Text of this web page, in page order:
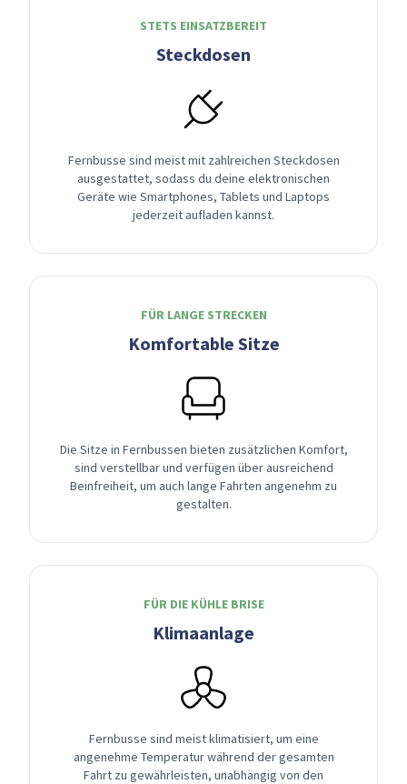
STETS EINSATZBEREIT
Steckdosen
Fernbusse sind meist mit zahlreichen Steckdosen
ausgestattet, sodass du deine elektronischen
Geräte wie Smartphones, Tablets und Laptops
jederzeit aufladen kannst.
FÜR LANGE STRECKEN
Komfortable Sitze
Die Sitze in Fernbussen bieten zusätzlichen Komfort,
sind verstellbar und verfügen über ausreichend
Beinfreiheit, um auch lange Fahrten angenehm zu
gestalten.
FÜR DIE KÜHLE BRISE
Klimaanlage
Fernbusse sind meist klimatisiert, um eine
angenehme Temperatur während der gesamten
Fahrt zu gewährleisten, unabhängig von den